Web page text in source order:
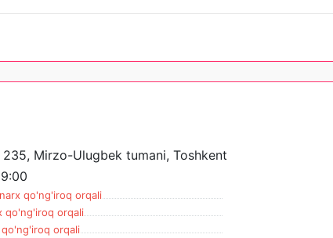
Mirzo-Ulugbek tumani, Toshkent
narx qo'ng'iroq orqali
qo'ng'iroq orqali
qo'ng'iroq orqali